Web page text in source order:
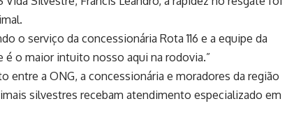
o serviço da concessionária Rota 116 e a equipe da
é o maior intuito nosso aqui na rodovia.”
entre a ONG, a concessionária e moradores da região
silvestres recebam atendimento especializado em